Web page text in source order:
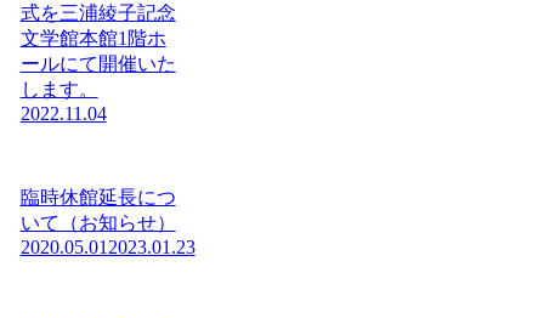
式を三浦綾子記念
文学館本館1階ホ
ールにて開催いた
します。
2022.11.04
臨時休館延長につ
いて（お知らせ）
2020.05.01 2023.01.23